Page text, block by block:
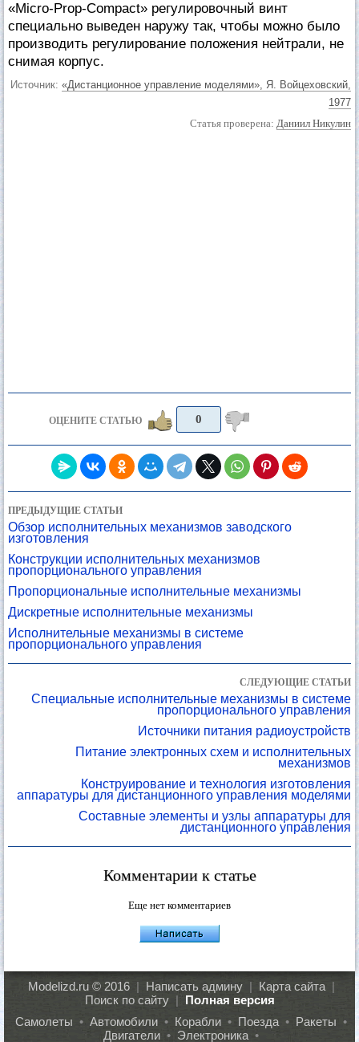
«Micro-Prop-Compact» регулировочный винт
специально выведен наружу так, чтобы можно было
производить регулирование положения нейтрали, не
снимая корпус.
Источник: «Дистанционное управление моделями», Я. Войцеховский,
1977
Статья проверена: Даниил Никулин
ОЦЕНИТЕ СТАТЬЮ 0
ПРЕДЫДУЩИЕ СТАТЬИ
Обзор исполнительных механизмов заводского
изготовления
Конструкции исполнительных механизмов
пропорционального управления
Пропорциональные исполнительные механизмы
Дискретные исполнительные механизмы
Исполнительные механизмы в системе
пропорционального управления
СЛЕДУЮЩИЕ СТАТЬИ
Специальные исполнительные механизмы в системе
пропорционального управления
Источники питания радиоустройств
Питание электронных схем и исполнительных
механизмов
Конструирование и технология изготовления
аппаратуры для дистанционного управления моделями
Составные элементы и узлы аппаратуры для
дистанционного управления
Комментарии к статье
Еще нет комментариев
Modelizd.ru © 2016 | Написать админу | Карта сайта |
Поиск по сайту | Полная версия
Самолеты • Автомобили • Корабли • Поезда • Ракеты •
Двигатели • Электроника •